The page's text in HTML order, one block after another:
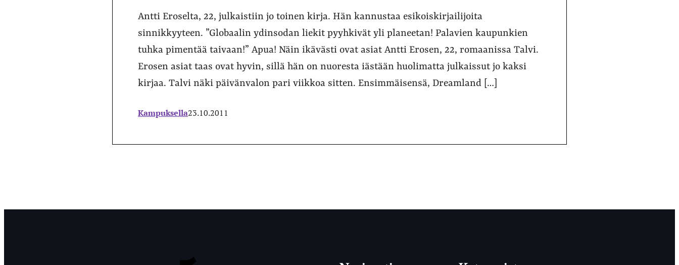
Antti Eroselta, 22, julkaistiin jo toinen kirja. Hän kannustaa esikoiskirjailijoita
sinnikkyyteen. ”Globaalin ydinsodan liekit pyyhkivät yli planeetan! Palavien kaupunkien
tuhka pimentää taivaan!” Apua! Näin ikävästi ovat asiat Antti Erosen, 22, romaanissa Talvi.
Erosen asiat taas ovat hyvin, sillä hän on nuoresta iästään huolimatta julkaissut jo kaksi
kirjaa. Talvi näki päivänvalon pari viikkoa sitten. Ensimmäisensä, Dreamland […]
Kampuksella23.10.2011